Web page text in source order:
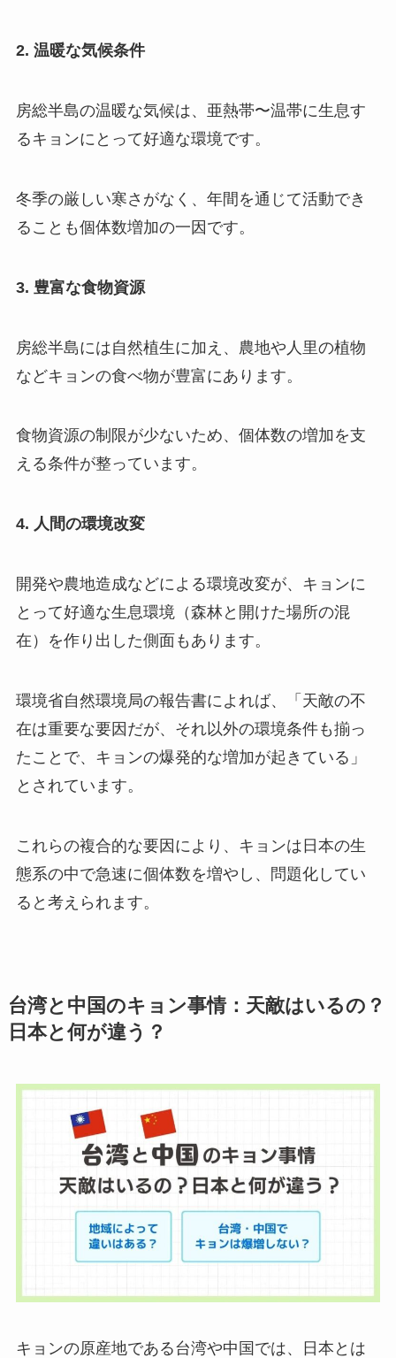
2. 温暖な気候条件
房総半島の温暖な気候は、亜熱帯〜温帯に生息す
るキョンにとって好適な環境です。
冬季の厳しい寒さがなく、年間を通じて活動でき
ることも個体数増加の一因です。
3. 豊富な食物資源
房総半島には自然植生に加え、農地や人里の植物
などキョンの食べ物が豊富にあります。
食物資源の制限が少ないため、個体数の増加を支
える条件が整っています。
4. 人間の環境改変
開発や農地造成などによる環境改変が、キョンに
とって好適な生息環境（森林と開けた場所の混
在）を作り出した側面もあります。
環境省自然環境局の報告書によれば、「天敵の不
在は重要な要因だが、それ以外の環境条件も揃っ
たことで、キョンの爆発的な増加が起きている」
とされています。
これらの複合的な要因により、キョンは日本の生
態系の中で急速に個体数を増やし、問題化してい
ると考えられます。
台湾と中国のキョン事情：天敵はいるの？
日本と何が違う？
キョンの原産地である台湾や中国では、日本とは